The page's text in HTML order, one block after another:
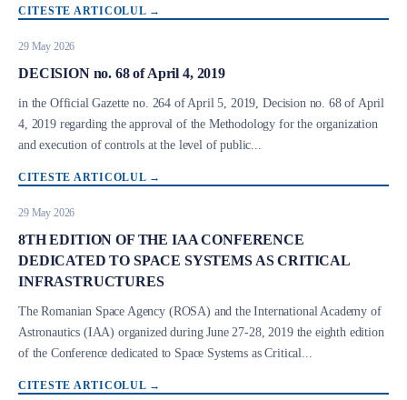
CITESTE ARTICOLUL→
29 May 2026
DECISION no. 68 of April 4, 2019
Body
in the Official Gazette no. 264 of April 5, 2019, Decision no. 68 of April
4, 2019 regarding the approval of the Methodology for the organization
and execution of controls at the level of public...
CITESTE ARTICOLUL→
29 May 2026
8TH EDITION OF THE IAA CONFERENCE
DEDICATED TO SPACE SYSTEMS AS CRITICAL
INFRASTRUCTURES
Body
The Romanian Space Agency (ROSA) and the International Academy of
Astronautics (IAA) organized during June 27-28, 2019 the eighth edition
of the Conference dedicated to Space Systems as Critical...
CITESTE ARTICOLUL→